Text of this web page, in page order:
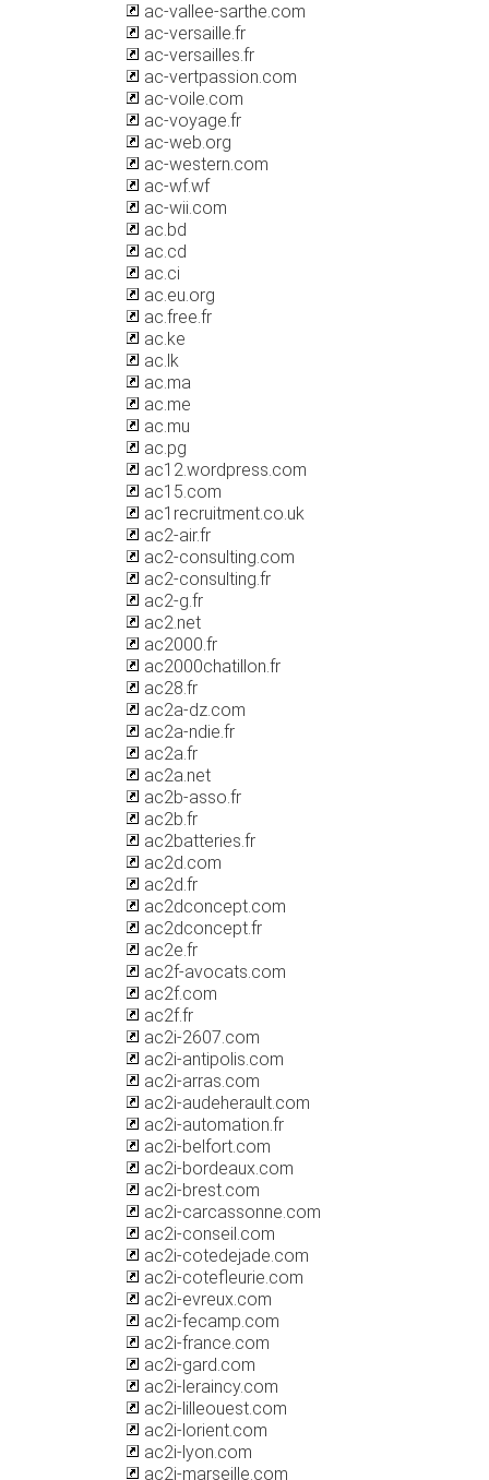
ac-vallee-sarthe.com
ac-versaille.fr
ac-versailles.fr
ac-vertpassion.com
ac-voile.com
ac-voyage.fr
ac-web.org
ac-western.com
ac-wf.wf
ac-wii.com
ac.bd
ac.cd
ac.ci
ac.eu.org
ac.free.fr
ac.ke
ac.lk
ac.ma
ac.me
ac.mu
ac.pg
ac12.wordpress.com
ac15.com
ac1recruitment.co.uk
ac2-air.fr
ac2-consulting.com
ac2-consulting.fr
ac2-g.fr
ac2.net
ac2000.fr
ac2000chatillon.fr
ac28.fr
ac2a-dz.com
ac2a-ndie.fr
ac2a.fr
ac2a.net
ac2b-asso.fr
ac2b.fr
ac2batteries.fr
ac2d.com
ac2d.fr
ac2dconcept.com
ac2dconcept.fr
ac2e.fr
ac2f-avocats.com
ac2f.com
ac2f.fr
ac2i-2607.com
ac2i-antipolis.com
ac2i-arras.com
ac2i-audeherault.com
ac2i-automation.fr
ac2i-belfort.com
ac2i-bordeaux.com
ac2i-brest.com
ac2i-carcassonne.com
ac2i-conseil.com
ac2i-cotedejade.com
ac2i-cotefleurie.com
ac2i-evreux.com
ac2i-fecamp.com
ac2i-france.com
ac2i-gard.com
ac2i-leraincy.com
ac2i-lilleouest.com
ac2i-lorient.com
ac2i-lyon.com
ac2i-marseille.com